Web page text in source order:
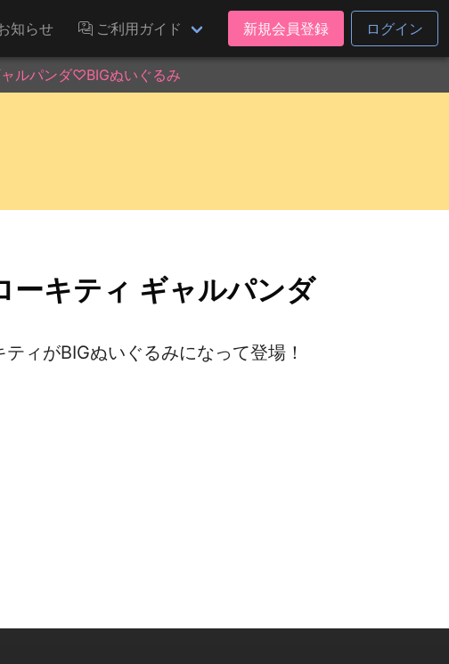
知らせ ご利用ガイド 新規会員登録 ログイン
ルパンダ♡BIGぬいぐるみ
ーキティ ギャルパンダ
ィがBIGぬいぐるみになって登場！